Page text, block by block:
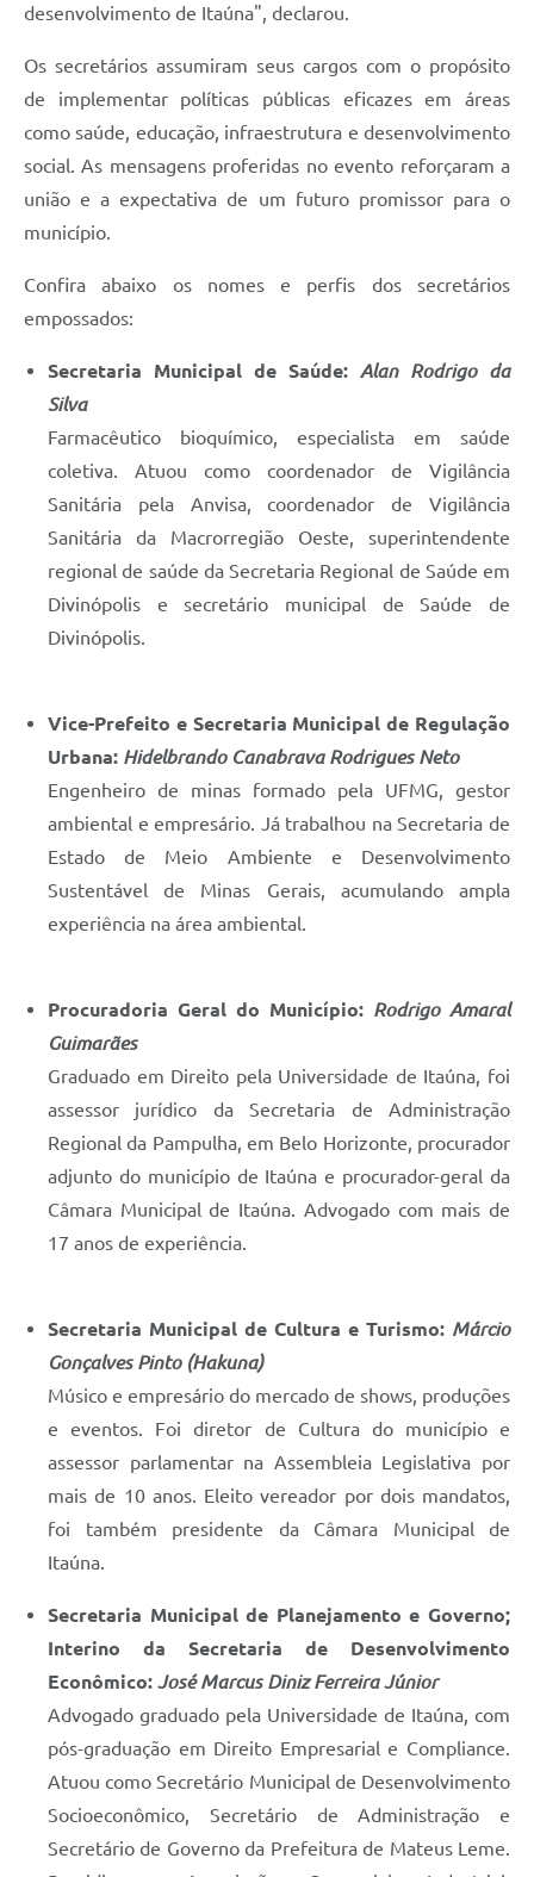
desenvolvimento de Itaúna", declarou.
Os secretários assumiram seus cargos com o propósito
de implementar políticas públicas eficazes em áreas
como saúde, educação, infraestrutura e desenvolvimento
social. As mensagens proferidas no evento reforçaram a
união e a expectativa de um futuro promissor para o
município.
Confira abaixo os nomes e perfis dos secretários
empossados:
Secretaria Municipal de Saúde: Alan Rodrigo da
Silva
Farmacêutico bioquímico, especialista em saúde
coletiva. Atuou como coordenador de Vigilância
Sanitária pela Anvisa, coordenador de Vigilância
Sanitária da Macrorregião Oeste, superintendente
regional de saúde da Secretaria Regional de Saúde em
Divinópolis e secretário municipal de Saúde de
Divinópolis.
Vice-Prefeito e Secretaria Municipal de Regulação
Urbana: Hidelbrando Canabrava Rodrigues Neto
Engenheiro de minas formado pela UFMG, gestor
ambiental e empresário. Já trabalhou na Secretaria de
Estado de Meio Ambiente e Desenvolvimento
Sustentável de Minas Gerais, acumulando ampla
experiência na área ambiental.
Procuradoria Geral do Município: Rodrigo Amaral
Guimarães
Graduado em Direito pela Universidade de Itaúna, foi
assessor jurídico da Secretaria de Administração
Regional da Pampulha, em Belo Horizonte, procurador
adjunto do município de Itaúna e procurador-geral da
Câmara Municipal de Itaúna. Advogado com mais de
17 anos de experiência.
Secretaria Municipal de Cultura e Turismo: Márcio
Gonçalves Pinto (Hakuna)
Músico e empresário do mercado de shows, produções
e eventos. Foi diretor de Cultura do município e
assessor parlamentar na Assembleia Legislativa por
mais de 10 anos. Eleito vereador por dois mandatos,
foi também presidente da Câmara Municipal de
Itaúna.
Secretaria Municipal de Planejamento e Governo;
Interino da Secretaria de Desenvolvimento
Econômico: José Marcus Diniz Ferreira Júnior
Advogado graduado pela Universidade de Itaúna, com
pós-graduação em Direito Empresarial e Compliance.
Atuou como Secretário Municipal de Desenvolvimento
Socioeconômico, Secretário de Administração e
Secretário de Governo da Prefeitura de Mateus Leme.